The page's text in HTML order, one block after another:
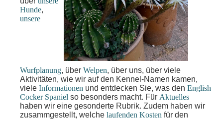
Hunde,
unsere
Wurfplanung, über Welpen, über uns, über viele
Aktivitäten, wie wir auf den Kennel-Namen kamen,
viele Informationen und entdecken Sie, was den English
Cocker Spaniel so besonders macht. Für Aktuelles
haben wir eine gesonderte Rubrik. Zudem haben wir
zusammgestellt, welche laufenden Kosten für den